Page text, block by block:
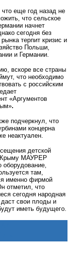
еще год назад не
что сельское
начнет
сегодня без
рынка терпит кризис и
Польши,
и Германии.
вскоре все страны
что необходимо
с российским
«Аргументов
.
подчеркнул, что
концерна
неактуален.
детской
Крыму МАУРЕР
оборудование,
там,
именно фирмой
отметил, что
сегодня народная
свои плоды и
иметь будущего.